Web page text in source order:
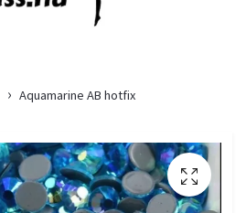
Aquamarine AB hotfix